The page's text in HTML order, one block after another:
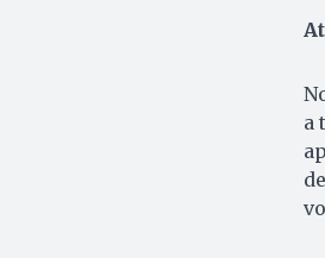
a